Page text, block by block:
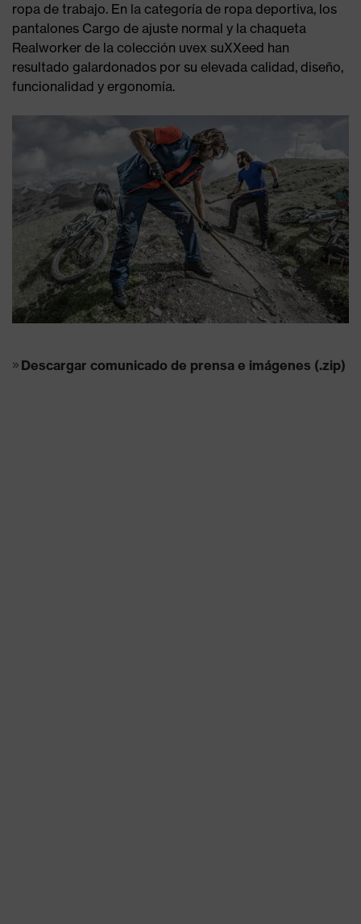
ropa de trabajo. En la categoría de ropa deportiva, los
pantalones Cargo de ajuste normal y la chaqueta
Realworker de la colección uvex suXXeed han
resultado galardonados por su elevada calidad, diseño,
funcionalidad y ergonomía.
Descargar comunicado de prensa e imágenes (.zip)